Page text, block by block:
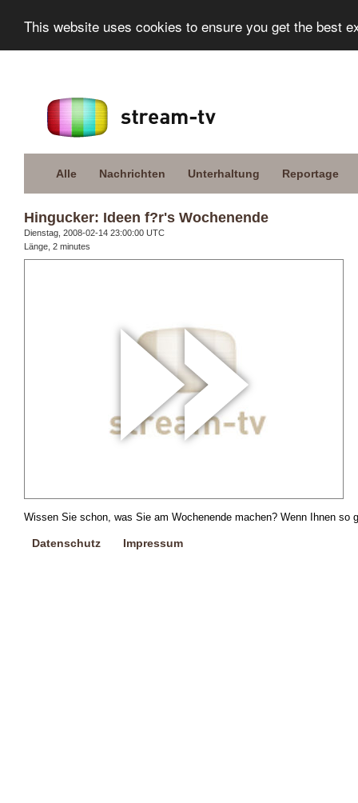
This website uses cookies to ensure you get the best
Alle Nachrichten Unterhaltung Reportage
Hingucker: Ideen f?r's Wochenende
Dienstag, 2008-02-14 23:00:00 UTC
Länge, 2 minutes
Wissen Sie schon, was Sie am Wochenende machen? Wenn Ihnen
Datenschutz Impressum